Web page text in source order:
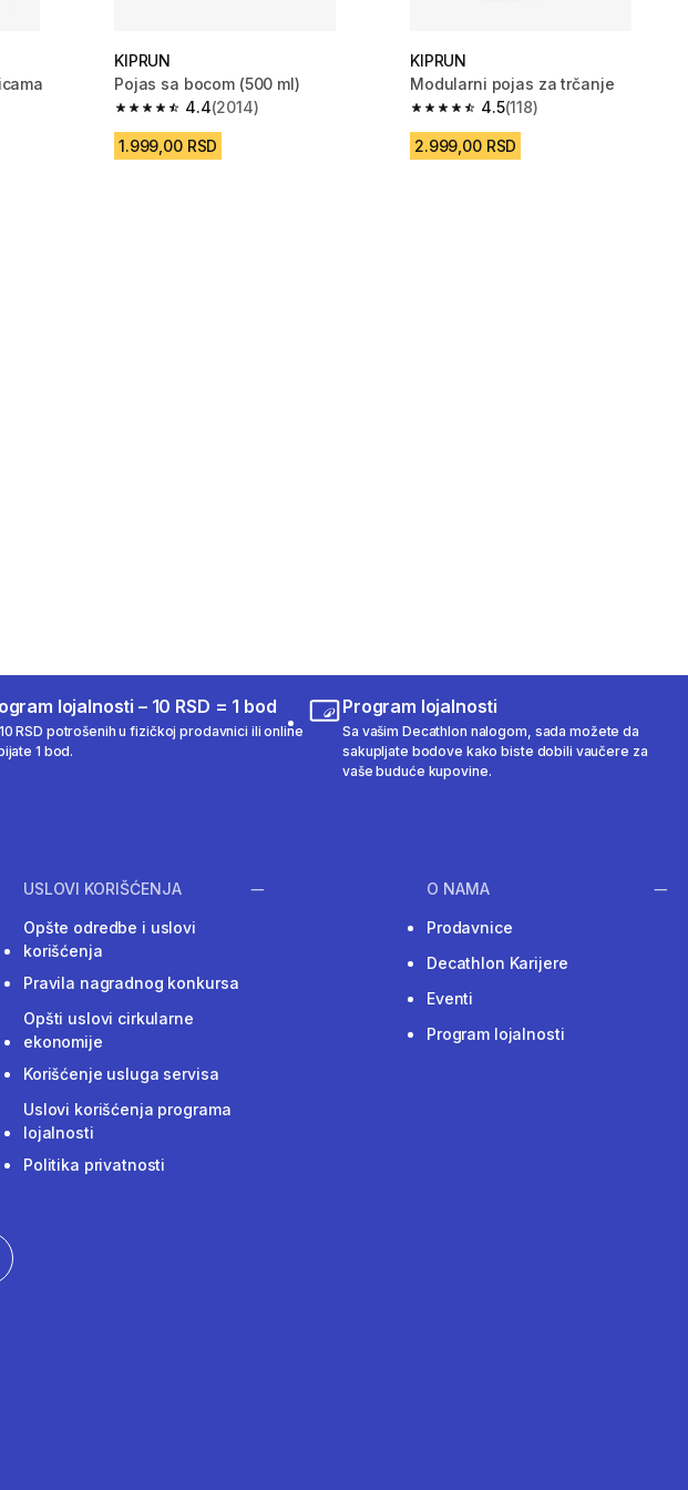
Recenzije
KIPRUN
Pojas sa bocom (500 ml)
4.4
4.4 od 5 zvezdica from 2014 Recenzije
(2014)
1.999,00 RSD
KIPRUN
Modularni pojas za trčanje
4.5
4.5 od 5 zvezdica from 118 Recenzije
(118)
2.999,00 RSD
lojalnosti – 10 RSD = 1 bod
RSD potrošenih u fizičkoj prodavnici ili online
1 bod.
Program lojalnosti
Sa vašim Decathlon nalogom, sada možete da
sakupljate bodove kako biste dobili vaučere za
vaše buduće kupovine.
USLOVI KORIŠĆENJA
Opšte odredbe i uslovi
korišćenja
Pravila nagradnog konkursa
Opšti uslovi cirkularne
ekonomije
Korišćenje usluga servisa
Uslovi korišćenja programa
lojalnosti
Politika privatnosti
O NAMA
Prodavnice
Decathlon Karijere
Eventi
Program lojalnosti